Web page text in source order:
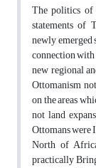
The politics
statements of
newly
connection
new regional
Ottomanism
on the areas
not land
Ottomans were
North of
practically